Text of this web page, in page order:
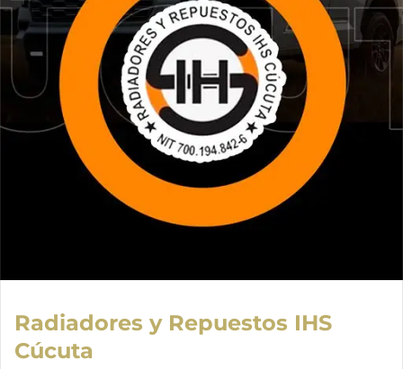
Radiadores y Repuestos IHS
Cúcuta